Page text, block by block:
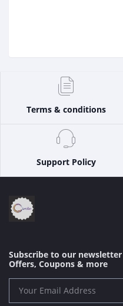
Terms & conditions
Support Policy
Subscribe to our
Offers, Coupons & more